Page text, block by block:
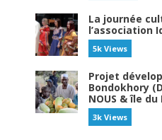
La journée
l’association
5k Views
Projet
Bondokhory
NOUS & île du
3k Views